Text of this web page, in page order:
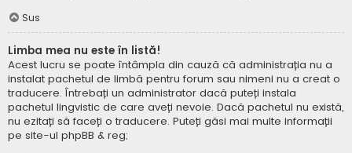
Sus
Limba mea nu este în listă!
Acest lucru se poate întâmpla din cauză că administrația nu a
instalat pachetul de limbă pentru forum sau nimeni nu a creat o
traducere. Întrebați un administrator dacă puteți instala
pachetul lingvistic de care aveți nevoie. Dacă pachetul nu există,
nu ezitați să faceți o traducere. Puteți găsi mai multe informații
pe site-ul phpBB & reg;